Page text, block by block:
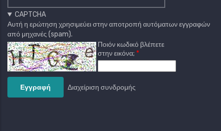
CAPTCHA
Αυτή η ερώτηση χρησιμεύει στην αποτροπή αυτόματων εγγραφών
από μηχανές (spam).
Ποιόν κωδικό βλέπετε
στην εικόνα;
Διαχείριση συνδρομής